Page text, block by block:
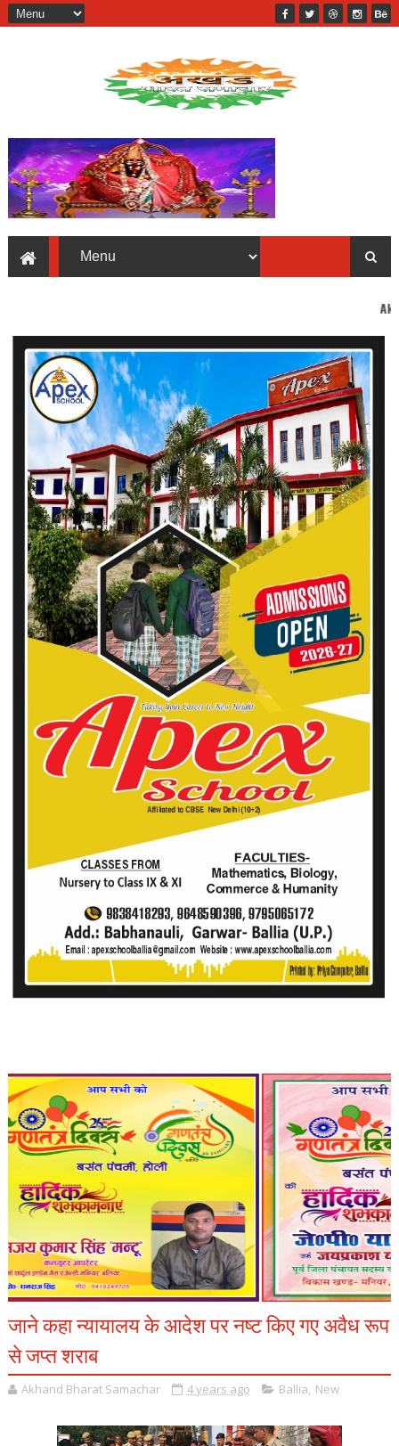
Akhand Bharat
जाने कहा न्यायालय के आदेश पर नष्ट किए गए अवैध रूप
से जप्त शराब
Akhand Bharat Samachar 4 years ago Ballia, New